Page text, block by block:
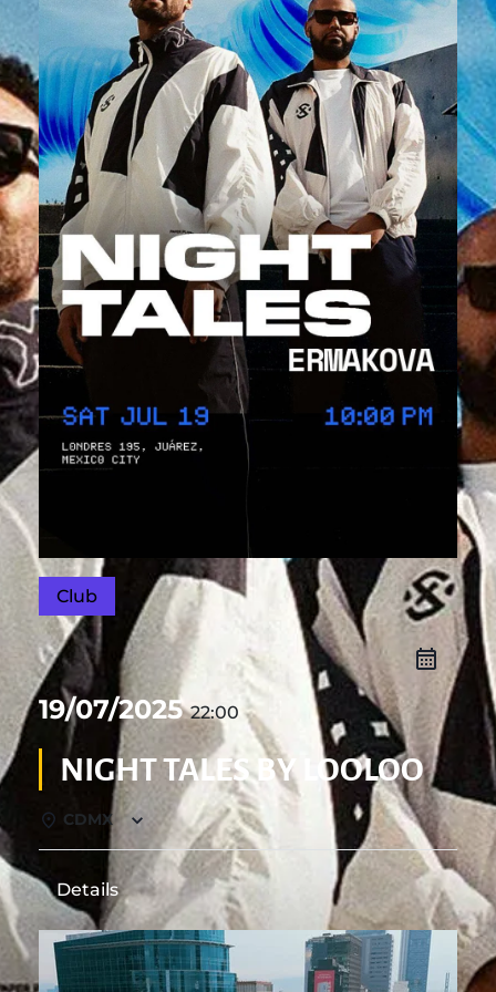
Club
19/07/202522:00
NIGHT TALES BY LOOLOO
CDMX
Details